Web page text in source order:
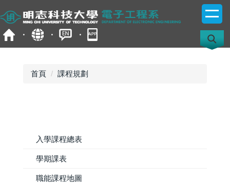
到
主
要
首頁 課程規劃
入學課程總表
學期課表
職能課程地圖